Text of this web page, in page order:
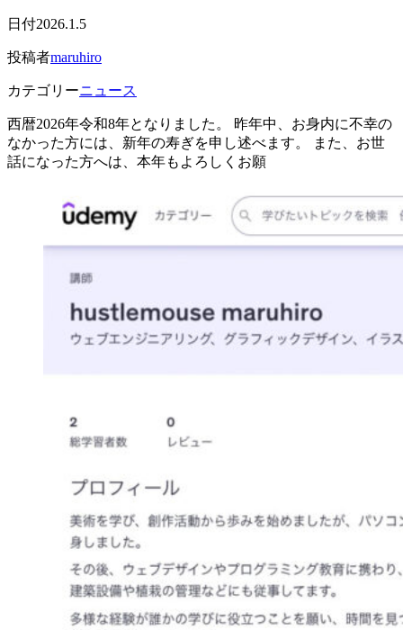
日付2026.1.5
投稿者maruhiro
カテゴリーニュース
西暦2026年令和8年となりました。 昨年中、お身内に不幸の
なかった方には、新年の寿ぎを申し述べます。 また、お世
話になった方へは、本年もよろしくお願